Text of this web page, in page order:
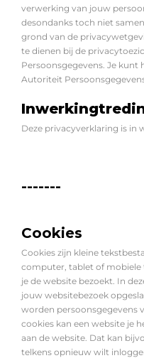
verwerking van jouw
desondanks toch niet
grond van de
te dienen bij de
Persoonsgegevens. Je kunt
Autoriteit
Deze privacyverklaring is in
-------
Cookies
Cookies zijn kleine
computer, tablet of
je de website bezoekt. In
jouw websitebezoek
worden persoonsgegevens
cookies kan een website je
aan de website. Dat kan
telkens opnieuw wilt